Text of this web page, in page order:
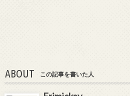
ABOUT この記事を書いた人